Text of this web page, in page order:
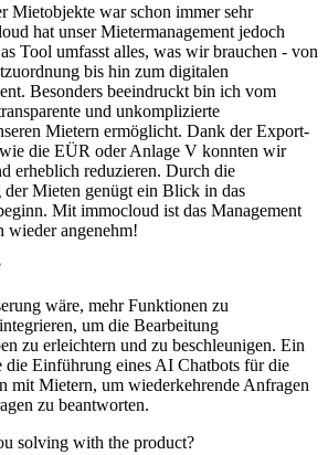
Mietobjekte war schon immer sehr
hat unser Mietermanagement jedoch
Tool umfasst alles, was wir brauchen - von
bis hin zum digitalen
Besonders beeindruckt bin ich vom
und unkomplizierte
Mietern ermöglicht. Dank der Export-
wie die EÜR oder Anlage V konnten wir
erheblich reduzieren. Durch die
der Mieten genügt ein Blick in das
Mit immocloud ist das Management
wieder angenehm!
wäre, mehr Funktionen zu
um die Bearbeitung
zu erleichtern und zu beschleunigen. Ein
die Einführung eines AI Chatbots für die
mit Mietern, um wiederkehrende Anfragen
zu beantworten.
solving with the product?